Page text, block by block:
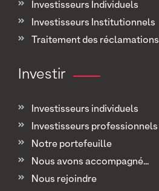
Investisseurs Individuels
Investisseurs Institutionnels
Traitement des réclamations
Investir
Investisseurs individuels
Investisseurs professionnels
Notre portefeuille
Nous avons accompagné...
Nous rejoindre